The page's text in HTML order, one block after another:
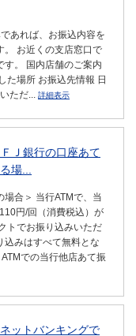
あれば、お振込内容を
。 お近くの支店窓口で
す。 国内店舗のご案内
た場所 お振込先情報 日
ただ... 詳細表示
Ｊ銀行の口座あて
場...
場合＞ 当行ATMで、当
円/回（消費税込）が
トでお振り込みいただ
込みはすべて無料とな
での当行他店あて振
ットバンキングで